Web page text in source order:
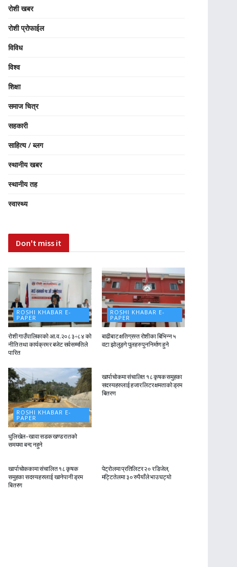
रोशी खबर
रोशी प्रोफाईल
विविध
विश्व
शिक्षा
समाज चित्र
सहकारी
साहित्य / ब्लग
स्थानीय खबर
स्थानीय तह
स्वास्थ्य
Don't miss it
ROSHI KHABAR E-
PAPER
रोशी गाउँपालिकाको आ.व.२०८३÷८४ को
नीति तथा कार्यक्रम र बजेट सर्वसम्मतिले
पारित
ROSHI KHABAR E-
PAPER
बाढीबाट क्षतिग्रस्त रोशीका बिभिन्न ५
वटा झोलुङ्गे पुलहरु पुननिर्माण हुने
ROSHI KHABAR E-
PAPER
धुलिखेल–खावा सडक खण्ड रातको
समयमा बन्द नहुने
खार्पाचोकमा संचालित १८ कृषक समुहका
सदस्यहरुलाई हजार लिटर क्षमताको ड्रम
बितरण
ROSHI KHABAR E-
खार्पाचोककामा संचालित १८ कृषक
समुहका सदस्यहरुलाई खानेपानी ड्रम
बितरण
पेट्रोलमा प्रतिलिटर २० र डिजेल,
मट्टितेलमा ३० रुपैयाँले भाउ घट्यो